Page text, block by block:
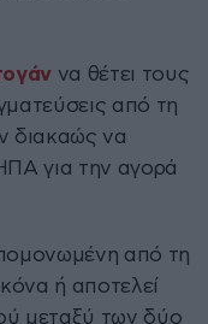
να θέτει τους
από τη
διακαώς να
για την αγορά
από τη
ή αποτελεί
μεταξύ των δύο